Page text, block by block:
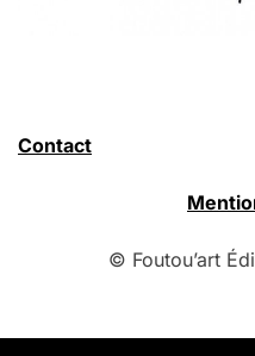
Contact
© Foutou’art